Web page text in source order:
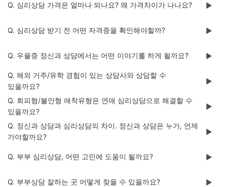
Q. 심리상담 가격은 얼마나 되나요? 왜 가격차이가 나나요? ▶️
Q. 심리상담 받기 전 어떤 자격증을 확인해야할까? ▶️
Q. 우울증 정신과 상담에서는 어떤 이야기를 하게 될까요? ▶️
Q. 해외 거주/유학 경험이 있는 상담사와 상담할 수
있을까요?
▶️
Q. 회피형/불안형 애착유형은 연애 심리상담으로 해결할 수
있을까요?
▶️
Q. 정신과 상담과 심리상담의 차이. 정신과 상담은 누가, 언제
가야할까요?
▶️
Q. 부부 심리상담, 어떤 고민에 도움이 될까요? ▶️
Q. 부부상담 잘하는 곳 어떻게 찾을 수 있을까요? ▶️